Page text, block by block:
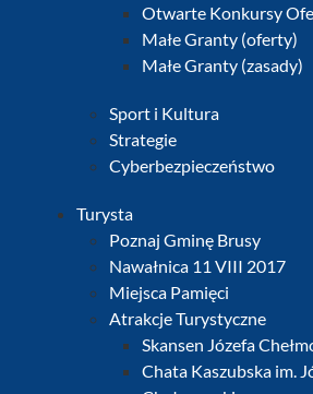
Otwarte Konkursy
Małe Granty (oferty)
Małe Granty (zasady)
Sport i Kultura
Strategie
Cyberbezpieczeństwo
Turysta
Poznaj Gminę Brusy
Nawałnica 11 VIII 2017
Miejsca Pamięci
Atrakcje Turystyczne
Skansen Józefa
Chata Kaszubska im.